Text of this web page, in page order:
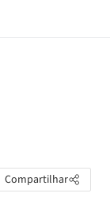
Compartilhar